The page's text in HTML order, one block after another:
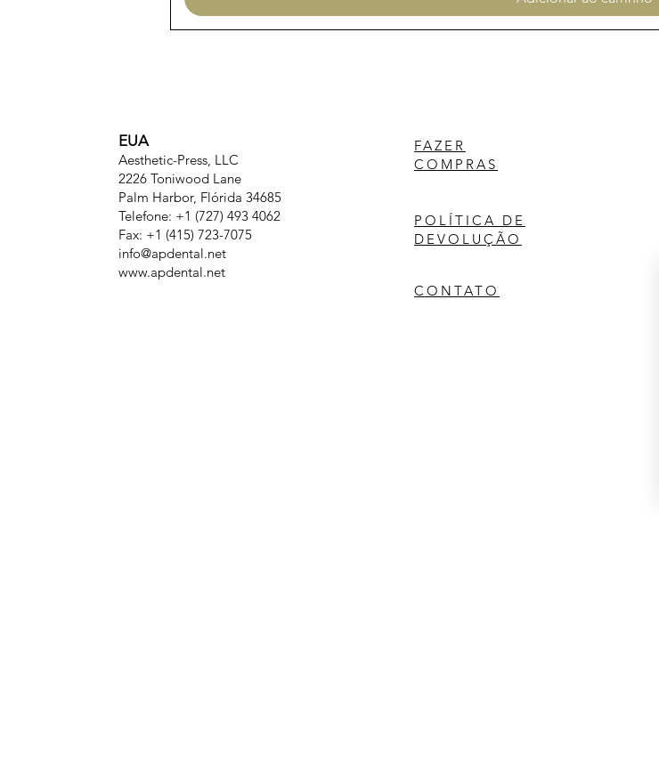
EUA
Aesthetic-Press, LLC
2226 Toniwood Lane
Palm Harbor, Flórida 34685
Telefone: +1 (727) 493 4062
Fax: +1 (415) 723-7075
info@apdental.net
www.apdental.net
FAZER
COMPRAS
POLÍTICA DE
DEVOLUÇÃO
CONTATO